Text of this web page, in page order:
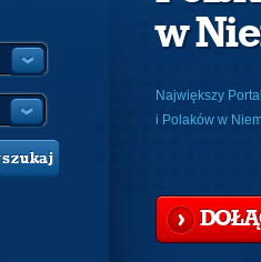
w
Największy
i Polaków w